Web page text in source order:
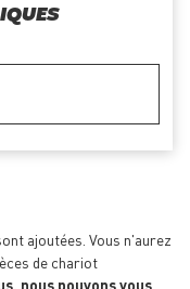
ajoutées. Vous n'aurez
de chariot
nous pouvons vous